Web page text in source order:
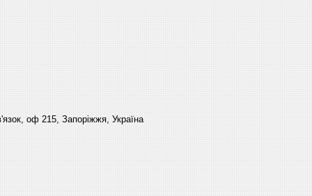
оф 215, Запоріжжя, Україна